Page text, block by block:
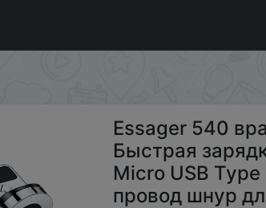
кабель Быстрая зарядка магнит
Essager 540
Быстрая
Micro USB
провод шнур